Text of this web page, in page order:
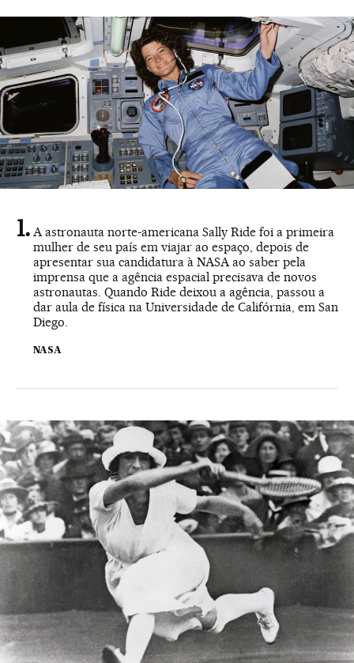
A astronauta norte-americana Sally Ride foi a primeira
mulher de seu país em viajar ao espaço, depois de
apresentar sua candidatura à NASA ao saber pela
imprensa que a agência espacial precisava de novos
astronautas. Quando Ride deixou a agência, passou a
dar aula de física na Universidade de Califórnia, em San
Diego.
NASA